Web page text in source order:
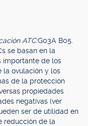
ATC:G03A B05.
se basan en la
importante de los
la ovulación y los
de la protección
propiedades
negativas (ver
ser de utilidad en
reducción de la